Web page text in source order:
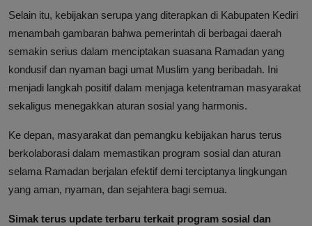
Selain itu, kebijakan serupa yang diterapkan di Kabupaten Kediri
menambah gambaran bahwa pemerintah di berbagai daerah
semakin serius dalam menciptakan suasana Ramadan yang
kondusif dan nyaman bagi umat Muslim yang beribadah. Ini
menjadi langkah positif dalam menjaga ketentraman masyarakat
sekaligus menegakkan aturan sosial yang harmonis.
Ke depan, masyarakat dan pemangku kebijakan harus terus
berkolaborasi dalam memastikan program sosial dan aturan
selama Ramadan berjalan efektif demi terciptanya lingkungan
yang aman, nyaman, dan sejahtera bagi semua.
Simak terus update terbaru terkait program sosial dan